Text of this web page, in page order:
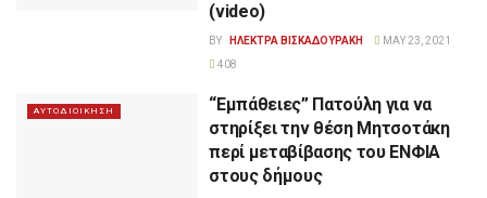
(video)
BY ΗΛΕΚΤΡΑ ΒΙΣΚΑΔΟΥΡΑΚΗ
MAY 23, 2021
408
ΑΥΤΟΔΙΟΙΚΗΣΗ
“Εμπάθειες” Πατούλη για να
στηρίξει την θέση Μητσοτάκη
περί μεταβίβασης του ΕΝΦΙΑ
στους δήμους